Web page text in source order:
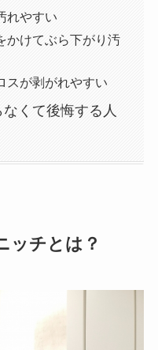
れやすい
かけてぶら下がり汚
スが剥がれやすい
くて後悔する人
ッチとは？